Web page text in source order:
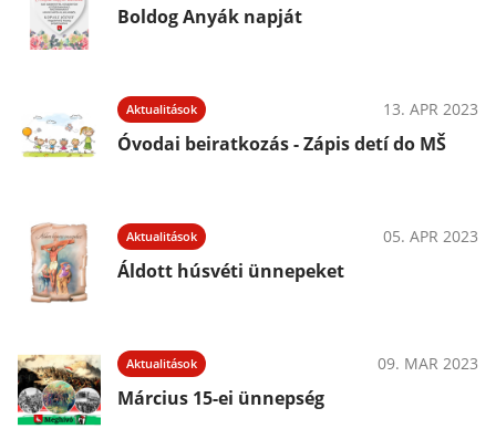
Boldog Anyák napját
Aktualitások 13. APR 2023
Óvodai beiratkozás - Zápis detí do MŠ
Aktualitások 05. APR 2023
Áldott húsvéti ünnepeket
Aktualitások 09. MAR 2023
Március 15-ei ünnepség